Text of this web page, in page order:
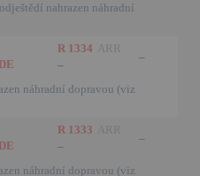
nahrazen náhradní
R 1334
ARR
–
–
náhradní dopravou (viz
R 1333
–
–
náhradní dopravou (viz